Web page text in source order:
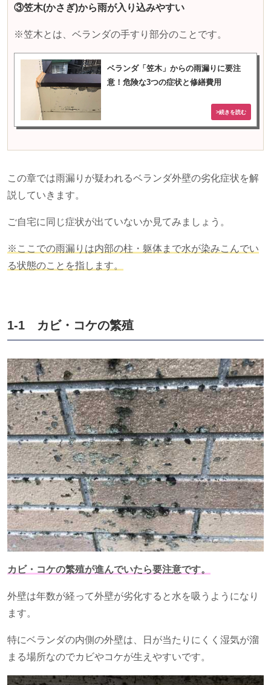
③笠木(かさぎ)から雨が入り込みやすい
※笠木とは、ベランダの手すり部分のことです。
ベランダ「笠木」からの雨漏りに要注
意！危険な3つの症状と修繕費用
この章では雨漏りが疑われるベランダ外壁の劣化症状を解
説していきます。
ご自宅に同じ症状が出ていないか見てみましょう。
※ここでの雨漏りは内部の柱・躯体まで水が染みこんでい
る状態のことを指します。
1-1 カビ・コケの繁殖
カビ・コケの繁殖が進んでいたら要注意です。
外壁は年数が経って外壁が劣化すると水を吸うようになり
ます。
特にベランダの内側の外壁は、日が当たりにくく湿気が溜
まる場所なのでカビやコケが生えやすいです。